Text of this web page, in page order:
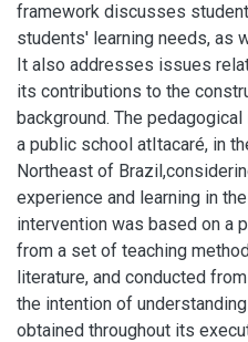
framework discusses
students' learning needs, as
It also addresses issues
its contributions to the
background. The
a public school atItacaré, in
Northeast of
experience and learning in
intervention was based on a
from a set of teaching
literature, and conducted
the intention of
obtained throughout its